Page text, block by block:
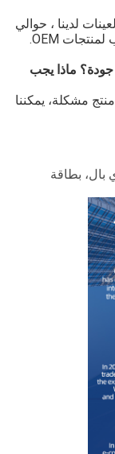
7 أيام لتسليم العينات لدينا ، حوالي
ماذا يجب
مشكلة، يمكننا
بال، بطاقة